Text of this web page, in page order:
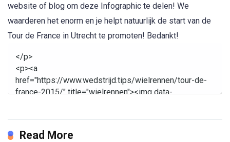
website of blog om deze Infographic te delen! We
waarderen het enorm en je helpt natuurlijk de start van de
Tour de France in Utrecht te promoten! Bedankt!
Read More